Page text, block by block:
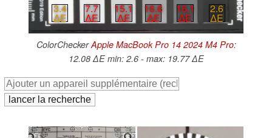
3.4
∆E
7.7
∆E
15.1
∆E
16.6
∆E
16.1
∆E
2.6
∆E
ColorCheckerApple MacBook Pro 14 2024 M4 Pro:
12.08 ∆E min: 2.6 - max: 19.77 ∆E